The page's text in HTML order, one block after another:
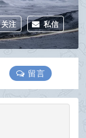
关注 私信
留言